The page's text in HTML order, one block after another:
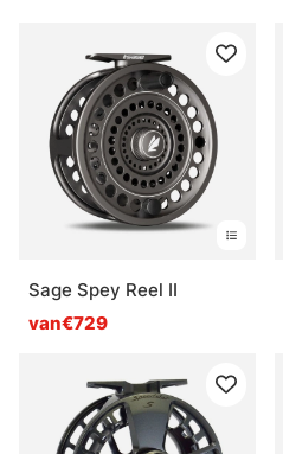
Sage Spey Reel II
van€729